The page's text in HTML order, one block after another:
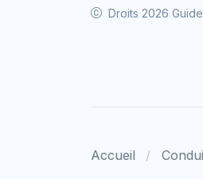
Droits 2026
Accueil